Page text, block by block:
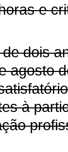
e
dois
agosto
à